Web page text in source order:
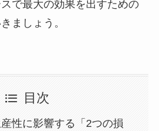
で最大の効果を出すための
ましょう。
目次
性に影響する「2つの損